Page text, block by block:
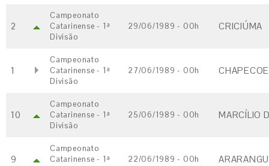
2
Campeonato
Catarinense - 1ª
Divisão
29/06/1989 - 00h CRICIÚMA
1
Campeonato
Catarinense - 1ª
Divisão
27/06/1989 - 00h
10
Campeonato
Catarinense - 1ª
Divisão
25/06/1989 - 00h MARCÍLIO
9
Campeonato
Catarinense - 1ª
22/06/1989 - 00h